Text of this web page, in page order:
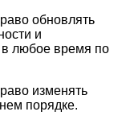
обновлять
и
в любое время по
изменять
порядке.